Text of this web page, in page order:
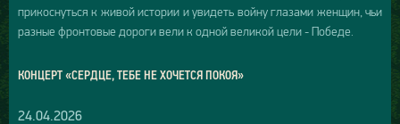
прикоснуться к живой истории и увидеть войну глазами женщин, чьи
разные фронтовые дороги вели к одной великой цели - Победе.
КОНЦЕРТ «СЕРДЦЕ, ТЕБЕ НЕ ХОЧЕТСЯ ПОКОЯ»
24.04.2026